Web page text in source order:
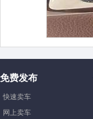
免费发布
快速卖车
网上卖车